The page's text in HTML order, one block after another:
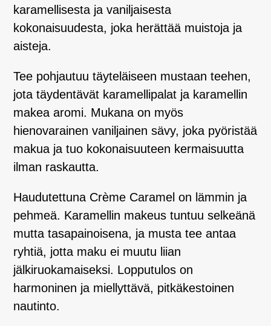
karamellisesta ja vaniljaisesta
kokonaisuudesta, joka herättää muistoja ja
aisteja.
Tee pohjautuu täyteläiseen mustaan teehen,
jota täydentävät karamellipalat ja karamellin
makea aromi. Mukana on myös
hienovarainen vaniljainen sävy, joka pyöristää
makua ja tuo kokonaisuuteen kermaisuutta
ilman raskautta.
Haudutettuna Crème Caramel on lämmin ja
pehmeä. Karamellin makeus tuntuu selkeänä
mutta tasapainoisena, ja musta tee antaa
ryhtiä, jotta maku ei muutu liian
jälkiruokamaiseksi. Lopputulos on
harmoninen ja miellyttävä, pitkäkestoinen
nautinto.